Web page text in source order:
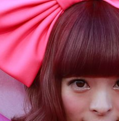
ライフ ビジネス
キーワード入力
#城彰二 #内田有紀